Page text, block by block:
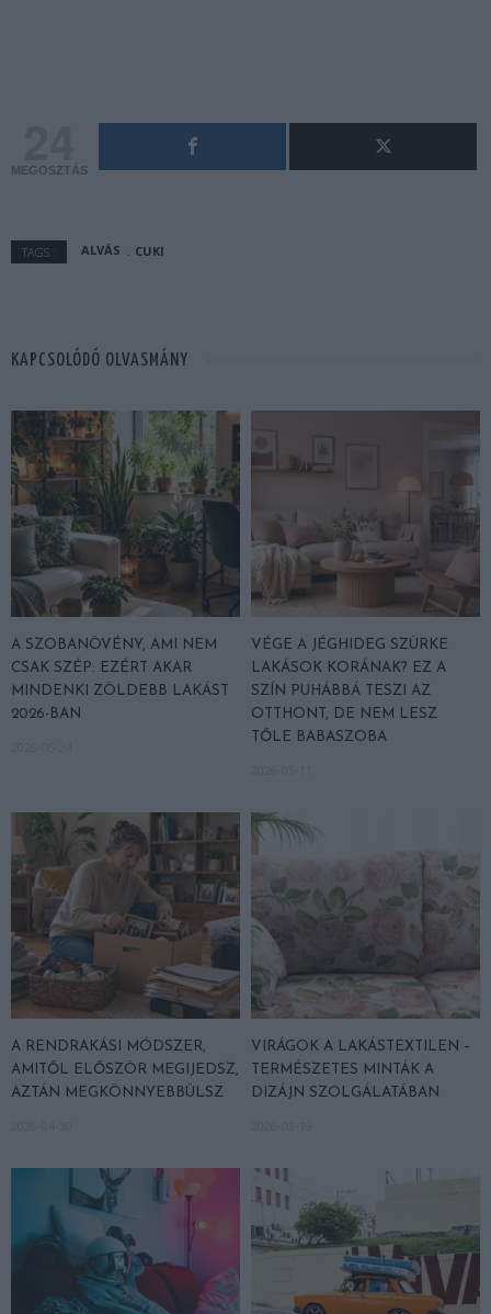
MEGOSZTÁS
TAGS : ALVÁS CUKI
KAPCSOLÓDÓ OLVASMÁNY
A SZOBANÖVÉNY, AMI NEM
CSAK SZÉP: EZÉRT AKAR
MINDENKI ZÖLDEBB LAKÁST
2026-BAN
VÉGE A JÉGHIDEG SZÜRKE
LAKÁSOK KORÁNAK? EZ A
SZÍN PUHÁBBÁ TESZI AZ
OTTHONT, DE NEM LESZ
TŐLE BABASZOBA
A RENDRAKÁSI MÓDSZER,
AMITŐL ELŐSZÖR MEGIJEDSZ,
AZTÁN MEGKÖNNYEBBÜLSZ
VIRÁGOK A LAKÁSTEXTILEN –
TERMÉSZETES MINTÁK A
DIZÁJN SZOLGÁLATÁBAN